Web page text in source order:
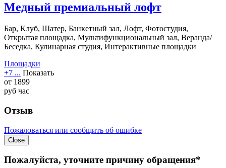
Медный премиальный лофт
Бар, Клуб, Шатер, Банкетный зал, Лофт, Фотостудия,
Открытая площадка, Мультифункциональный зал, Веранда/
Беседка, Кулинарная студия, Интерактивные площадки
Площадки
+7 ... Показать
от 1899
руб час
Отзыв
Пожаловаться или сообщить об ошибке
Close
Пожалуйста, уточните причину обращения*